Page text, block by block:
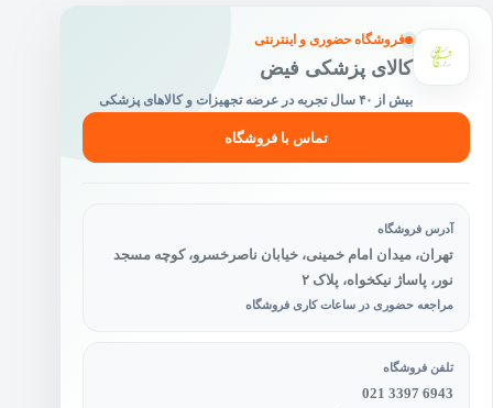
فروشگاه حضوری و اینترنتی
کالای پزشکی فیض
بیش از ۴۰ سال تجربه در عرضه تجهیزات و کالاهای پزشکی
تماس با فروشگاه
آدرس فروشگاه
تهران، میدان امام خمینی، خیابان ناصرخسرو، کوچه مسجد
نور، پاساژ نیکخواه، پلاک ۲
مراجعه حضوری در ساعات کاری فروشگاه
تلفن فروشگاه
021 3397 6943